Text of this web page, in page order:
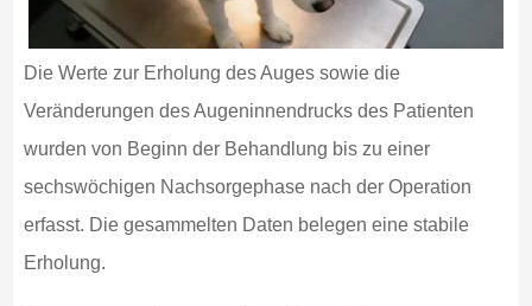
Die Werte zur Erholung des Auges sowie die
Veränderungen des Augeninnendrucks des Patienten
wurden von Beginn der Behandlung bis zu einer
sechswöchigen Nachsorgephase nach der Operation
erfasst. Die gesammelten Daten belegen eine stabile
Erholung.